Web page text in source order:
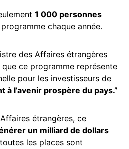
1 000 personnes
chaque année.
des Affaires étrangères
que ce programme représente
pour les investisseurs de
l’avenir prospère du pays.”
étrangères, ce
un milliard de dollars
les places sont